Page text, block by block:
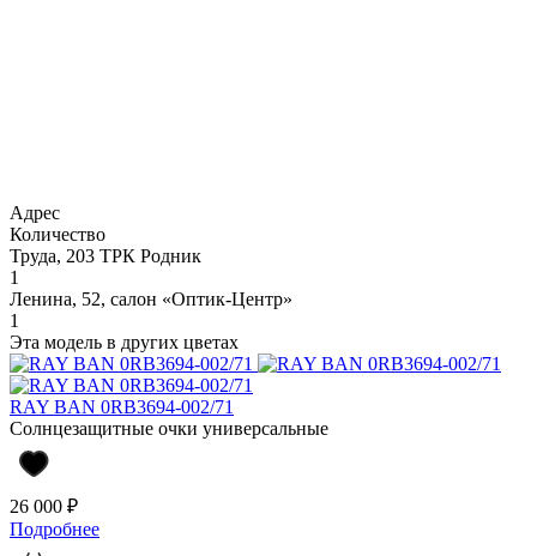
Адрес
Количество
Труда, 203 ТРК Родник
1
Ленина, 52, салон «Оптик-Центр»
1
Эта модель в других цветах
RAY BAN 0RB3694-002/71
Солнцезащитные очки универсальные
26 000 ₽
Подробнее